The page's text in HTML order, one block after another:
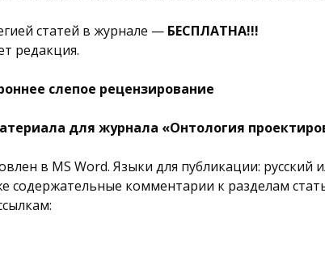
статей в журнале — БЕСПЛАТНА!!!
редакция.
слепое рецензирование
для журнала «Онтология
в MS Word. Языки для публикации: русский
содержательные комментарии к разделам